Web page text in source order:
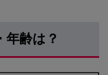
年齢は？